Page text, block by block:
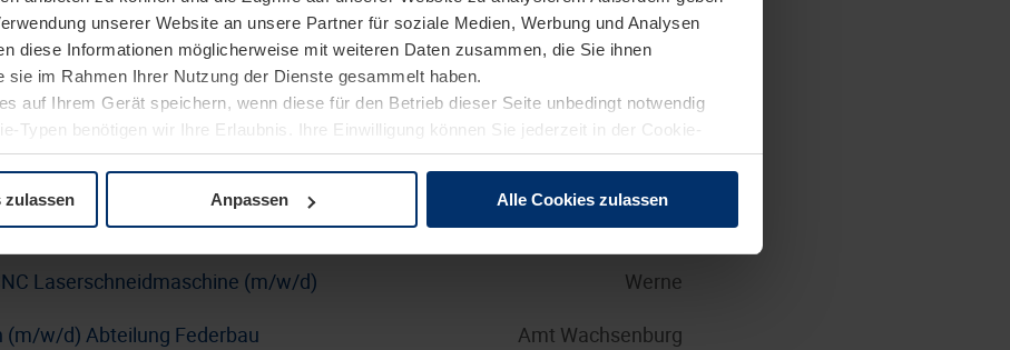
unserer Website an unsere Partner für soziale Medien, Werbung und Analysen
diese Informationen möglicherweise mit weiteren Daten zusammen, die Sie ihnen
sie im Rahmen Ihrer Nutzung der Dienste gesammelt haben.
auf Ihrem Gerät speichern, wenn diese für den Betrieb dieser Seite unbedingt notwendig
Typen benötigen wir Ihre Erlaubnis. Ihre Einwilligung können Sie jederzeit in der Cookie-
unserer Website ändern oder widerrufen.
zulassen Anpassen Alle Cookies zulassen
(m/w/d)
Brandis
mit DevOps-Schwerpunkt (m/w/d)
Steinhagen
Nahverkehr (m/w/d)
Großkrotzenburg
(m/w/d)
Brandis
Laserschneidmaschine (m/w/d)
Werne
(m/w/d) Abteilung Federbau
Amt Wachsenburg